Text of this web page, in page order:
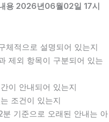
용 2026년06월02일 17시
체적으로 설명되어 있는지
제외 항목이 구분되어 있는
이 안내되어 있는지
조건이 있는지
기준으로 오래된 안내는 아